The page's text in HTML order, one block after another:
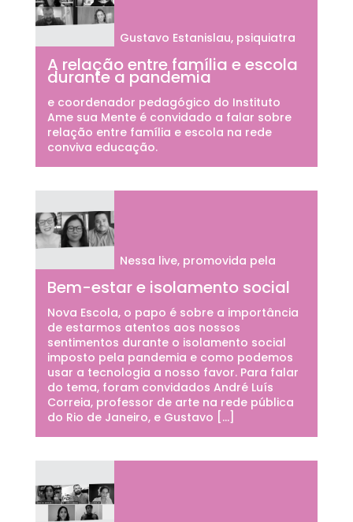
A relação entre família e escola
durante a pandemia
Gustavo Estanislau, psiquiatra
e coordenador pedagógico do Instituto
Ame sua Mente é convidado a falar sobre
relação entre família e escola na rede
conviva educação.
Bem-estar e isolamento social
Nessa live, promovida pela
Nova Escola, o papo é sobre a importância
de estarmos atentos aos nossos
sentimentos durante o isolamento social
imposto pela pandemia e como podemos
usar a tecnologia a nosso favor. Para falar
do tema, foram convidados André Luís
Correia, professor de arte na rede pública
do Rio de Janeiro, e Gustavo […]